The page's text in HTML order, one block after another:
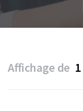
Affichage de